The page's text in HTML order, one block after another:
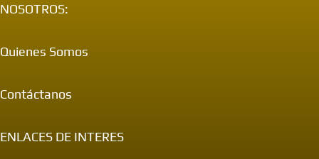
NOSOTROS:
Quienes Somos
Contáctanos
ENLACES DE INTERES